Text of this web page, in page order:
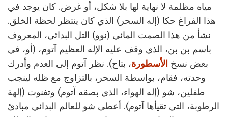
مياه مظلمة لا نهاية لها بلا شكل، أو غرض. كان يوجد في
هذا الفراغ حكا (إله السحر) الذي كان ينتظر لحظة الخلق.
نشأ من هذا الصمت المائي (نوو) التل البدائي، المعروف
باسم بن بن، الذي وقف عليه الإله العظيم آتوم، (أو، في
بعض نسخ الأسطورة، بتاح). نظر آتوم إلى العدم وأدرك
وحدته، فقام، بواسطة السحر، بالتزاوج مع ظله لينجب
طفلين، شو (إله الهواء، الذي بصقه آتوم) وتفنوت (إلهة
الرطوبة، التي تقيأها آتوم). أعطى شو للعالم البدائي مبادئ